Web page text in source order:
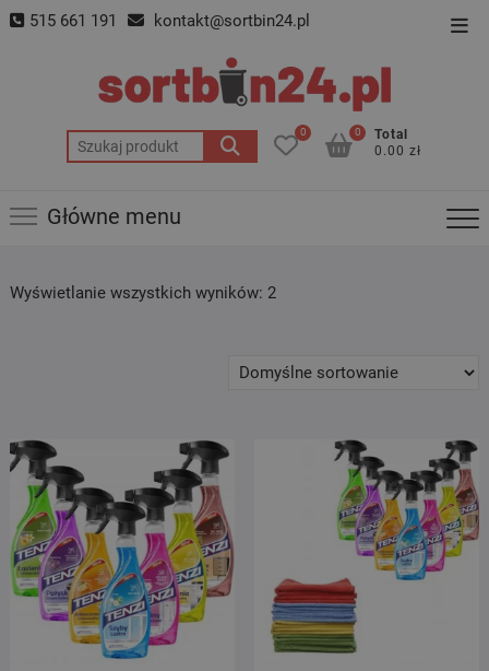
Skip 515 661 191 kontakt@sortbin24.pl
Szukaj:
0
Total
0.00 zł
0
Główne menu
Wyświetlanie wszystkich wyników: 2